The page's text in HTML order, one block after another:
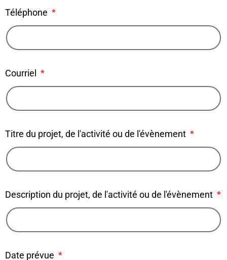
Téléphone
Courriel
Titre du projet, de l'activité ou de l'évènement
Description du projet, de l'activité ou de l'évènement
Date prévue